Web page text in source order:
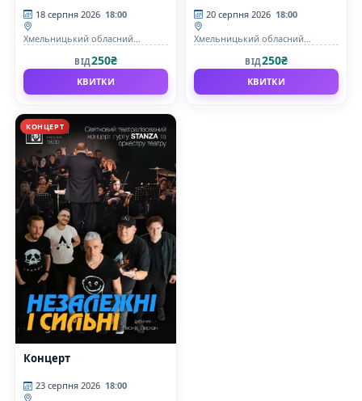
18 серпня 2026 18:00
Хмельницький обласний
М. Старицького
ВІД250₴
КВИТКИ
20 серпня 2026 18:00
Хмельницький обласний
М. Старицького
ВІД250₴
КВИТКИ
КОНЦЕРТ
Концерт
23 серпня 2026 18:00